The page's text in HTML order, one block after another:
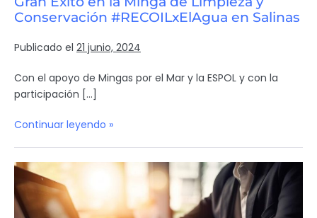
Conservación #RECOILxElAgua en Salinas
Publicado el 21 junio, 2024
Con el apoyo de Mingas por el Mar y la ESPOL y con la
participación […]
Continuar leyendo »